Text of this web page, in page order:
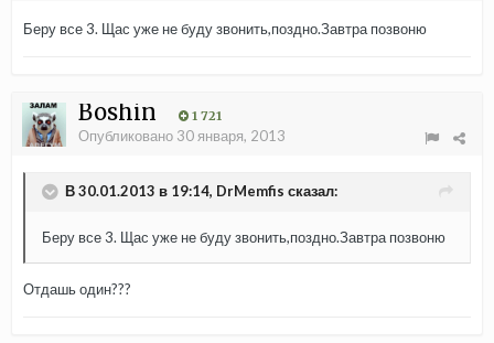
Беру все 3. Щас уже не буду звонить,поздно.Завтра позвоню
Boshin 1 721
Опубликовано 30 января, 2013
В 30.01.2013 в 19:14, DrMemfis сказал:
Беру все 3. Щас уже не буду звонить,поздно.Завтра позвоню
Отдашь один???